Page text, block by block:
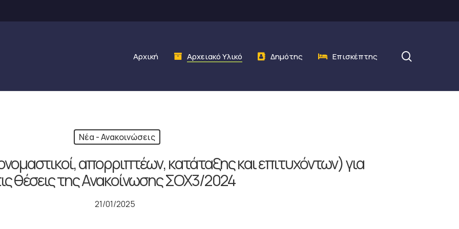
Αρχική Αρχειακό Υλικό Δημότης Επισκέπτης
Νέα - Ανακοινώσεις
απορριπτέων, κατάταξης και επιτυχόντων) για
θέσεις της Ανακοίνωσης ΣΟΧ3/2024
21/01/2025